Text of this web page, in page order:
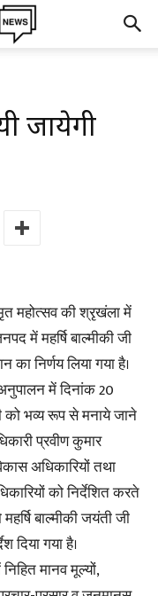
जायेगी
महोत्सव की श्रृखंला में
में महर्षि बाल्मीकी जी
निर्णय लिया गया है।
में दिनांक 20
को भव्य रूप से मनाये जाने
प्रवीण कुमार
अधिकारियों तथा
को निर्देशित करते
बाल्मीकी जयंती जी
गया है।
मानव मूल्यों,